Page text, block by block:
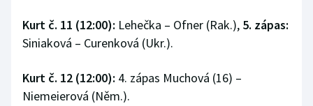
Kurt č. 11 (12:00): Lehečka – Ofner (Rak.), 5. zápas:
Siniaková – Curenková (Ukr.).
Kurt č. 12 (12:00): 4. zápas Muchová (16) –
Niemeierová (Něm.).